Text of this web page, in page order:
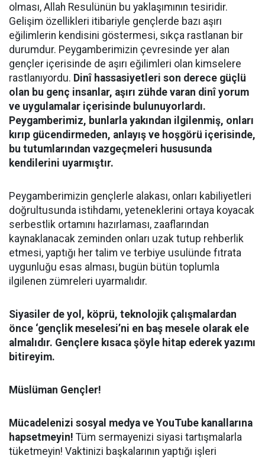
olması, Allah Resulünün bu yaklaşımının tesiridir.
Gelişim özellikleri itibariyle gençlerde bazı aşırı
eğilimlerin kendisini göstermesi, sıkça rastlanan bir
durumdur. Peygamberimizin çevresinde yer alan
gençler içerisinde de aşırı eğilimleri olan kimselere
rastlanıyordu. Dinî hassasiyetleri son derece güçlü
olan bu genç insanlar, aşırı zühde varan dinî yorum
ve uygulamalar içerisinde bulunuyorlardı.
Peygamberimiz, bunlarla yakından ilgilenmiş, onları
kırıp gücendirmeden, anlayış ve hoşgörü içerisinde,
bu tutumlarından vazgeçmeleri hususunda
kendilerini uyarmıştır.
Peygamberimizin gençlerle alakası, onları kabiliyetleri
doğrultusunda istihdamı, yeteneklerini ortaya koyacak
serbestlik ortamını hazırlaması, zaaflarından
kaynaklanacak zeminden onları uzak tutup rehberlik
etmesi, yaptığı her talim ve terbiye usulünde fıtrata
uygunluğu esas alması, bugün bütün toplumla
ilgilenen zümreleri uyarmalıdır.
Siyasiler de yol, köprü, teknolojik çalışmalardan
önce ‘gençlik meselesi’ni en baş mesele olarak ele
almalıdır. Gençlere kısaca şöyle hitap ederek yazımı
bitireyim.
Müslüman Gençler!
Mücadelenizi sosyal medya ve YouTube kanallarına
hapsetmeyin! Tüm sermayenizi siyasi tartışmalarla
tüketmeyin! Vaktinizi başkalarının yaptığı işleri